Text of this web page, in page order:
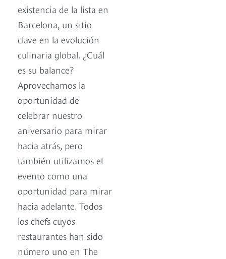
existencia de la lista en
Barcelona, un sitio
clave en la evolución
culinaria global. ¿Cuál
es su balance?
Aprovechamos la
oportunidad de
celebrar nuestro
aniversario para mirar
hacia atrás, pero
también utilizamos el
evento como una
oportunidad para mirar
hacia adelante. Todos
los chefs cuyos
restaurantes han sido
número uno en The